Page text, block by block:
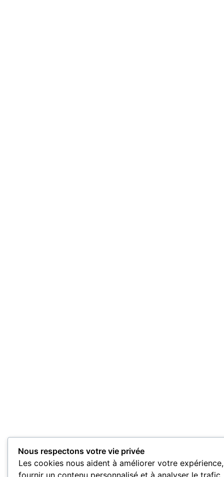
Nous respectons votre vie privée
Les cookies nous aident à améliorer votre